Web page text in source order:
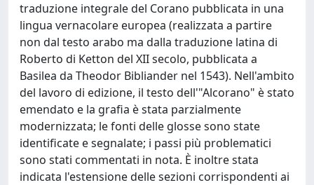
traduzione integrale del Corano pubblicata in una
lingua vernacolare europea (realizzata a partire
non dal testo arabo ma dalla traduzione latina di
Roberto di Ketton del XII secolo, pubblicata a
Basilea da Theodor Bibliander nel 1543). Nell'ambito
del lavoro di edizione, il testo dell'"Alcorano" è stato
emendato e la grafia è stata parzialmente
modernizzata; le fonti delle glosse sono state
identificate e segnalate; i passi più problematici
sono stati commentati in nota. È inoltre stata
indicata l'estensione delle sezioni corrispondenti ai